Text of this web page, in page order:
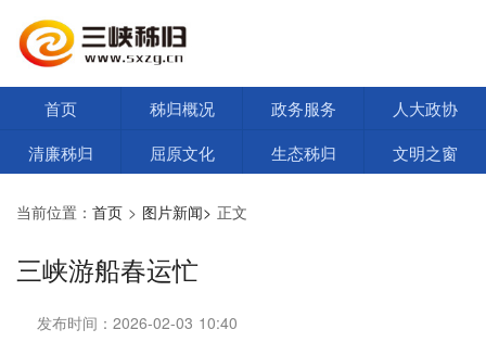
首页 秭归概况 政务服务
人大政协
清廉秭归
屈原文化 生态秭归 文明之窗
当前位置： 首页 > 图片新闻> 正文
三峡游船春运忙
发布时间：2026-02-03 10:40